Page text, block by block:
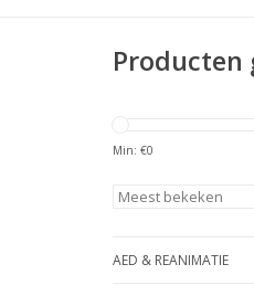
Min: €0
AED & REANIMATIE